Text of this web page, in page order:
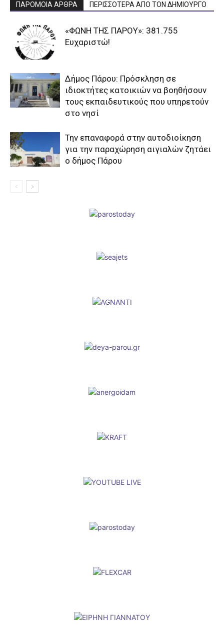
ΠΑΡΟΜΟΙΑ ΑΡΘΡΑ ΠΕΡΙΣΣΟΤΕΡΑ ΑΠΟ ΤΟΝ ΔΗΜΙΟΥΡΓΟ
«ΦΩΝΗ ΤΗΣ ΠΑΡΟΥ»: 381.755
Ευχαριστώ!
Δήμος Πάρου: Πρόσκληση σε
ιδιοκτήτες κατοικιών να βοηθήσουν
τους εκπαιδευτικούς που υπηρετούν
στο νησί
Την επαναφορά στην αυτοδιοίκηση
για την παραχώρηση αιγιαλών ζητάει
ο δήμος Πάρου